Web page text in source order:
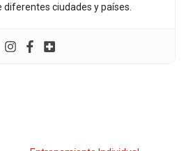
ciudades y países.